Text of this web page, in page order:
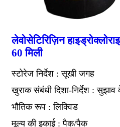
लेवोसेटिरिज़िन
60 मिली
स्टोरेज निर्देश : सूखी जगह
खुराक संबंधी दिशा-निर्देश :
भौतिक रूप : लिक्विड
मूल्य की इकाई : पैक/पैक